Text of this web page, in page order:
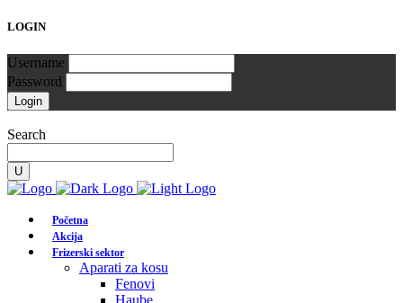
LOGIN
Username
Password
Search
Početna
Akcija
Frizerski sektor
Aparati za kosu
Fenovi